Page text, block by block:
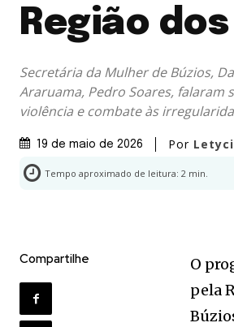
Região
Secretária da Mulher de Búzios,
Araruama, Pedro Soares,
violência e combate às
19 de maio de 2026 Por
Tempo aproximado de leitura: 2 min.
Compartilhe
O
pela